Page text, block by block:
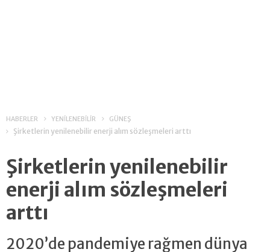
HABERLER YENİLENEBİLİR GÜNEŞ
Şirketlerin yenilenebilir enerji alım sözleşmeleri arttı
Şirketlerin yenilenebilir
enerji alım sözleşmeleri
arttı
2020’de pandemiye rağmen dünya